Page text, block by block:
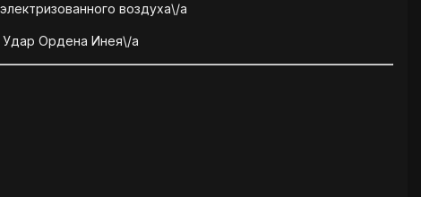
воздуха\/a
Удар Ордена Инея\/a